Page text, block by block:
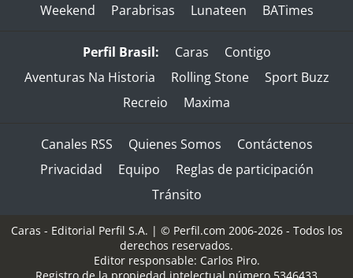
Weekend
Parabrisas Lunateen BATimes
Perfil Brasil: Caras
Contigo
Aventuras Na Historia
Rolling Stone
Sport Buzz
Recreio
Maxima
Canales RSS Quienes Somos
Contáctenos
Privacidad
Equipo
Reglas de participación
Tránsito
Caras - Editorial Perfil S.A. | © Perfil.com 2006-2026 - Todos los
derechos reservados.
Editor responsable: Carlos Piro.